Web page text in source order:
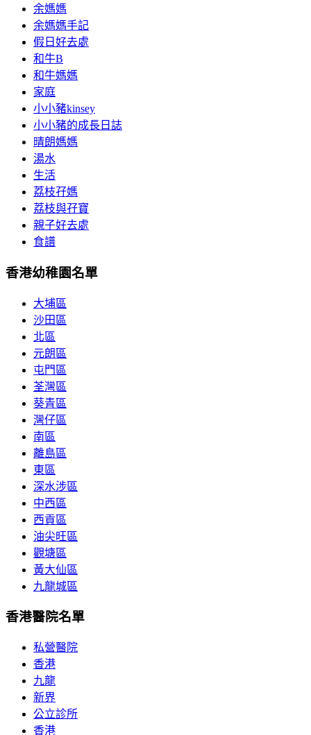
余媽媽
余媽媽手記
假日好去處
和牛B
和牛媽媽
家庭
小小豬kinsey
小小豬的成長日誌
晴朗媽媽
湯水
生活
荔枝孖媽
荔枝與孖寶
親子好去處
食譜
香港幼稚園名單
大埔區
沙田區
北區
元朗區
屯門區
荃灣區
葵青區
灣仔區
南區
離島區
東區
深水涉區
中西區
西貢區
油尖旺區
觀塘區
黃大仙區
九龍城區
香港醫院名單
私營醫院
香港
九龍
新界
公立診所
香港